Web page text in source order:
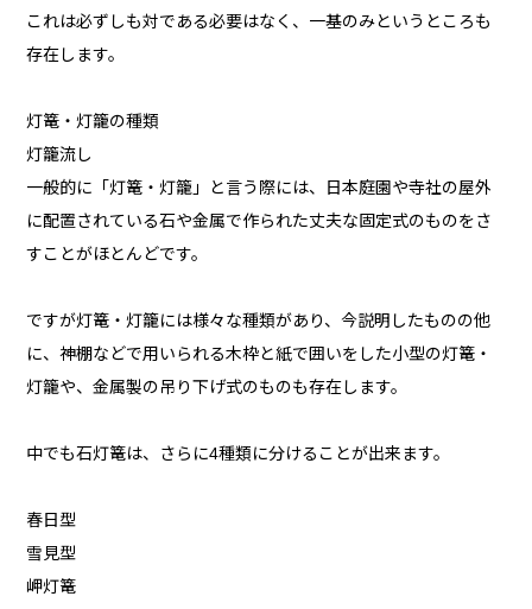
これは必ずしも対である必要はなく、一基のみというところも
存在します。
灯篭・灯籠の種類
灯籠流し
一般的に「灯篭・灯籠」と言う際には、日本庭園や寺社の屋外
に配置されている石や金属で作られた丈夫な固定式のものをさ
すことがほとんどです。
ですが灯篭・灯籠には様々な種類があり、今説明したものの他
に、神棚などで用いられる木枠と紙で囲いをした小型の灯篭・
灯籠や、金属製の吊り下げ式のものも存在します。
中でも石灯篭は、さらに4種類に分けることが出来ます。
春日型
雪見型
岬灯篭